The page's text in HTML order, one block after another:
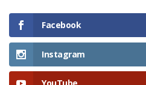
Facebook
Instagram